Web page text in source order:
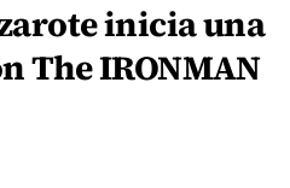
inicia una
The IRONMAN